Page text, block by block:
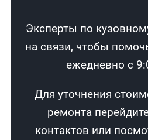
Эксперты по
на связи, чтобы
ежедневно с
Для уточнения
ремонта
контактов или